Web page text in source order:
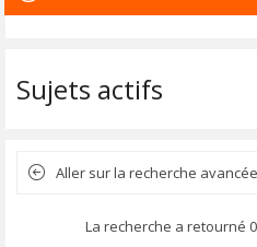
Sujets actifs
Aller sur la recherche avancée
La recherche a retourné